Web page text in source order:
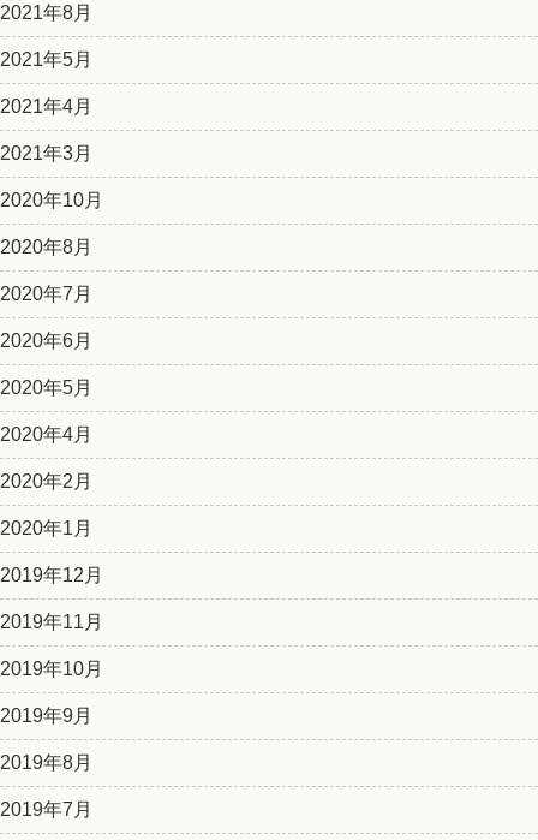
2021年8月
2021年5月
2021年4月
2021年3月
2020年10月
2020年8月
2020年7月
2020年6月
2020年5月
2020年4月
2020年2月
2020年1月
2019年12月
2019年11月
2019年10月
2019年9月
2019年8月
2019年7月